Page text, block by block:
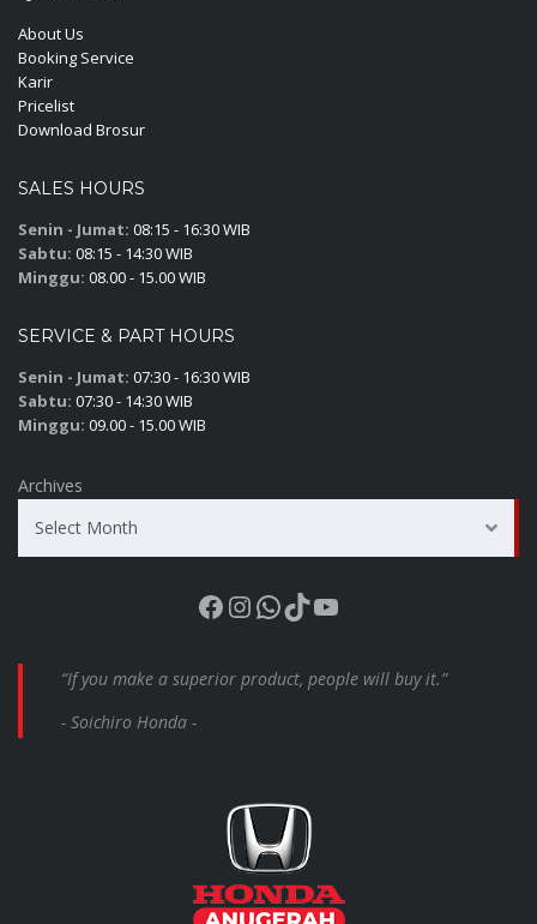
About Us
Booking Service
Karir
Pricelist
Download Brosur
SALES HOURS
Senin - Jumat: 08:15 - 16:30 WIB
Sabtu: 08:15 - 14:30 WIB
Minggu: 08.00 - 15.00 WIB
SERVICE & PART HOURS
Senin - Jumat: 07:30 - 16:30 WIB
Sabtu: 07:30 - 14:30 WIB
Minggu: 09.00 - 15.00 WIB
Archives
Select Month
Facebook
Instagram
WhatsApp
TikTok
YouTube
“If you make a superior product, people will buy it.”
- Soichiro Honda -